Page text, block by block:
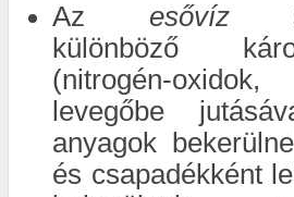
Az esővíz
különböző
(nitrogén-
levegőbe
anyagok
és csapadékként